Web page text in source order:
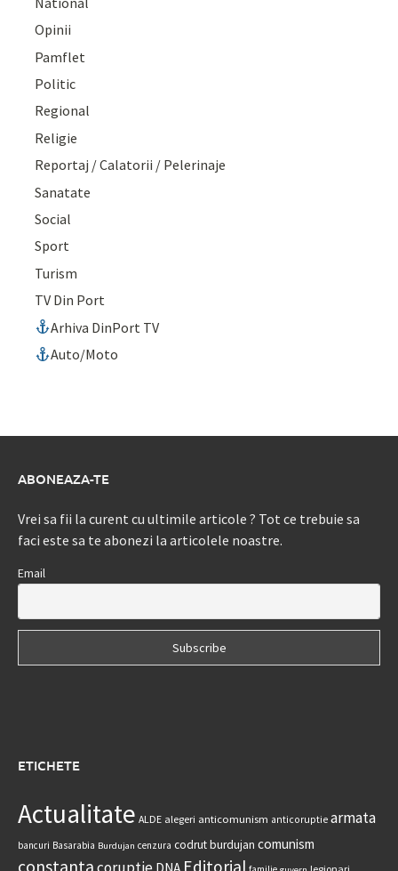
Opinii
Pamflet
Politic
Regional
Religie
Reportaj / Calatorii / Pelerinaje
Sanatate
Social
Sport
Turism
TV Din Port
Arhiva DinPort TV
Auto/Moto
ABONEAZA-TE
Vrei sa fii la curent cu ultimile articole ? Tot ce trebuie sa
faci este sa te abonezi la articolele noastre.
Email
ETICHETE
Actualitate ALDE alegeri anticomunism anticoruptie armata
bancuri Basarabia Burdujan cenzura codrut burdujan comunism
constantacoruptie DNA Editorial